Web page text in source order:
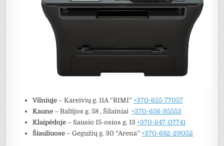
Vilniuje – Kareivių g. 11A “RIMI”+370-655-77057
Kaune – Baltijos g. 58 , Šilainiai+370-656-95553
Klaipėdoje – Sausio 15-osios g. 13+370-647-07741
Šiauliuose – Gegužių g. 30 “Arena”+370-682-29052